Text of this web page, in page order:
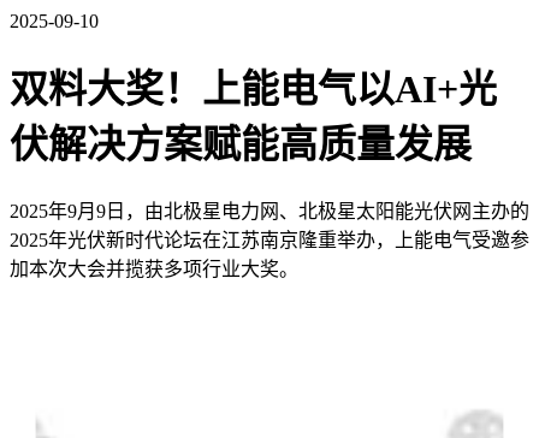
2025-09-10
双料大奖！上能电气以AI+光
伏解决方案赋能高质量发展
2025年9月9日，由北极星电力网、北极星太阳能光伏网主办的
2025年光伏新时代论坛在江苏南京隆重举办，上能电气受邀参
加本次大会并揽获多项行业大奖。